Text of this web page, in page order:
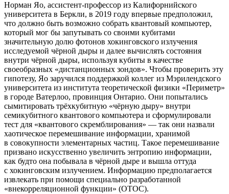
Норман Яо, ассистент‑профессор из Калифорнийского
университета в Беркли, в 2019 году впервые предположил,
что должно быть возможно собрать квантовый компьютер,
который мог бы запутывать со своими кубитами
значительную долю фотонов хокинговского излучения
исследуемой чёрной дыры и далее вычислять состояния
внутри чёрной дыры, используя кубиты в качестве
своеобразных «дистанционных зондов». Чтобы проверить эту
гипотезу, Яо заручился поддержкой коллег из Мэрилендского
университета из института теоретической физики «Периметр»
в городе Ватерлоо, провинция Онтарио. Они попытались
сымитировать трёхкубитную «чёрную дыру» внутри
семикубитного квантового компьютера и сформулировали
тест для «квантового скремблирования» — так они назвали
хаотическое перемешивание информации, хранимой
в совокупности элементарных частиц. Такое перемешивание
призвано искусственно увеличить энтропию информации,
как будто она побывала в чёрной дыре и вышла оттуда
с хокинговским излучением. Информацию предполагается
извлекать при помощи специально разработанной
«внекорреляционной функции» (OTOC).